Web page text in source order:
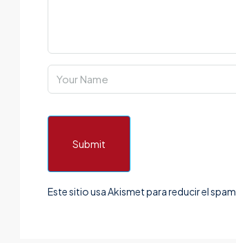
Submit
Este sitio usa Akismet para reducir el spam.